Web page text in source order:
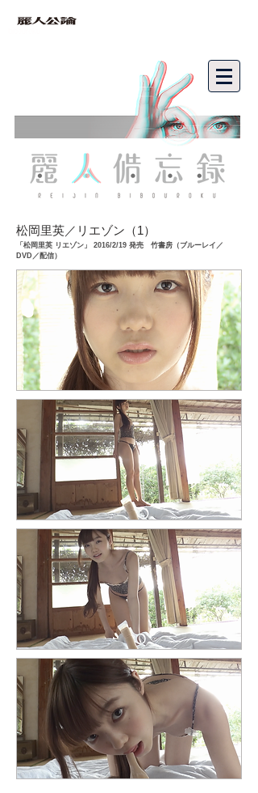
松岡里英／リエゾン（1）
「松岡里英 リエゾン」 2016/2/19 発売 竹書房（ブルーレイ／
DVD／配信）